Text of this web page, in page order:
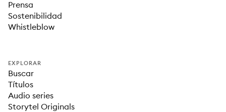
Prensa
Sostenibilidad
Whistleblow
EXPLORAR
Buscar
Títulos
Audio series
Storytel Originals